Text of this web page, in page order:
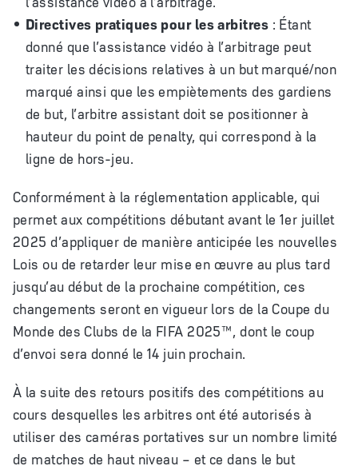
Directives pratiques pour les arbitres : Étant
donné que l’assistance vidéo à l’arbitrage peut
traiter les décisions relatives à un but marqué/non
marqué ainsi que les empiètements des gardiens
de but, l’arbitre assistant doit se positionner à
hauteur du point de penalty, qui correspond à la
ligne de hors-jeu.
Conformément à la réglementation applicable, qui
permet aux compétitions débutant avant le 1er juillet
2025 d’appliquer de manière anticipée les nouvelles
Lois ou de retarder leur mise en œuvre au plus tard
jusqu’au début de la prochaine compétition, ces
changements seront en vigueur lors de la Coupe du
Monde des Clubs de la FIFA 2025™, dont le coup
d’envoi sera donné le 14 juin prochain.
À la suite des retours positifs des compétitions au
cours desquelles les arbitres ont été autorisés à
utiliser des caméras portatives sur un nombre limité
de matches de haut niveau – et ce dans le but